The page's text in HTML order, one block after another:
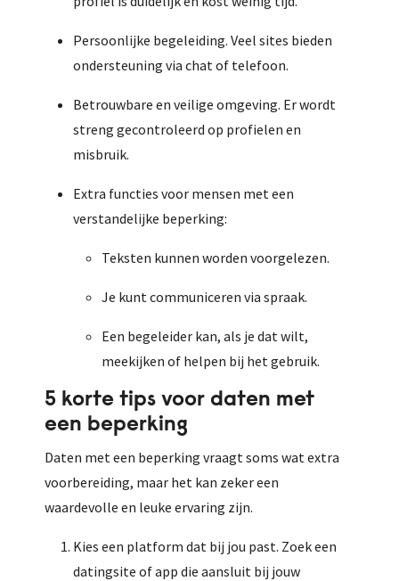
Persoonlijke begeleiding. Veel sites bieden
ondersteuning via chat of telefoon.
Betrouwbare en veilige omgeving. Er wordt
streng gecontroleerd op profielen en
misbruik.
Extra functies voor mensen met een
verstandelijke beperking:
Teksten kunnen worden voorgelezen.
Je kunt communiceren via spraak.
Een begeleider kan, als je dat wilt,
meekijken of helpen bij het gebruik.
5 korte tips voor daten met
een beperking
Daten met een beperking vraagt soms wat extra
voorbereiding, maar het kan zeker een
waardevolle en leuke ervaring zijn.
Kies een platform dat bij jou past. Zoek een
datingsite of app die aansluit bij jouw